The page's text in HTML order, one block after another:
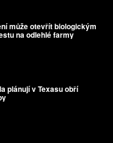
může otevřít biologickým
na odlehlé farmy
plánují v Texasu obří